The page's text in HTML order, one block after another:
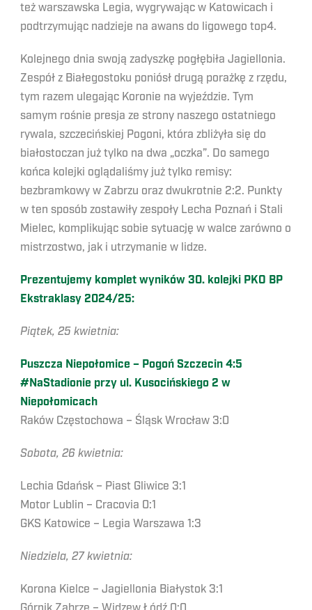
też warszawska Legia, wygrywając w Katowicach i
podtrzymując nadzieje na awans do ligowego top4.
Kolejnego dnia swoją zadyszkę pogłębiła Jagiellonia.
Zespół z Białegostoku poniósł drugą porażkę z rzędu,
tym razem ulegając Koronie na wyjeździe. Tym
samym rośnie presja ze strony naszego ostatniego
rywala, szczecińskiej Pogoni, która zbliżyła się do
białostoczan już tylko na dwa „oczka”. Do samego
końca kolejki oglądaliśmy już tylko remisy:
bezbramkowy w Zabrzu oraz dwukrotnie 2:2. Punkty
w ten sposób zostawiły zespoły Lecha Poznań i Stali
Mielec, komplikując sobie sytuację w walce zarówno o
mistrzostwo, jak i utrzymanie w lidze.
Prezentujemy komplet wyników 30. kolejki PKO BP
Ekstraklasy 2024/25:
Piątek, 25 kwietnia:
Puszcza Niepołomice – Pogoń Szczecin 4:5
#NaStadionie przy ul. Kusocińskiego 2 w
Niepołomicach
Raków Częstochowa – Śląsk Wrocław 3:0
Sobota, 26 kwietnia:
Lechia Gdańsk – Piast Gliwice 3:1
Motor Lublin – Cracovia 0:1
GKS Katowice – Legia Warszawa 1:3
Niedziela, 27 kwietnia:
Korona Kielce – Jagiellonia Białystok 3:1